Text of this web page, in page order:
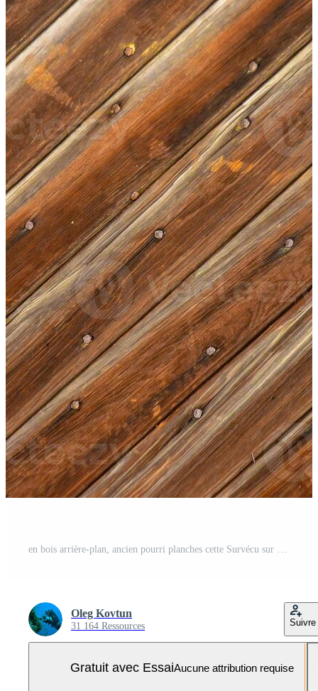
en bois arrière-plan, ancien pourri planches cette Survécu sur un vieux 18e siècle Grange, Ohio Etats-Unis Photo Pro
Oleg Kovtun
31 164 Ressources Suivre
Gratuit avec EssaiAucune attribution requise